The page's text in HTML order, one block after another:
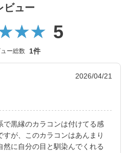
。
「盛れる」というキーワードのも
ャンマジ3番」や黒コンの代表格
ルカラコンの他に水光デザインや太
ビュー
5
ー総数 1件
2026/04/21
で黒縁のカラコンは付けてる感
が、このカラコンはあんまり
然に自分の目と馴染んでくれる